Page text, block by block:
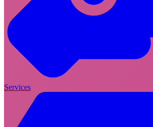
Services